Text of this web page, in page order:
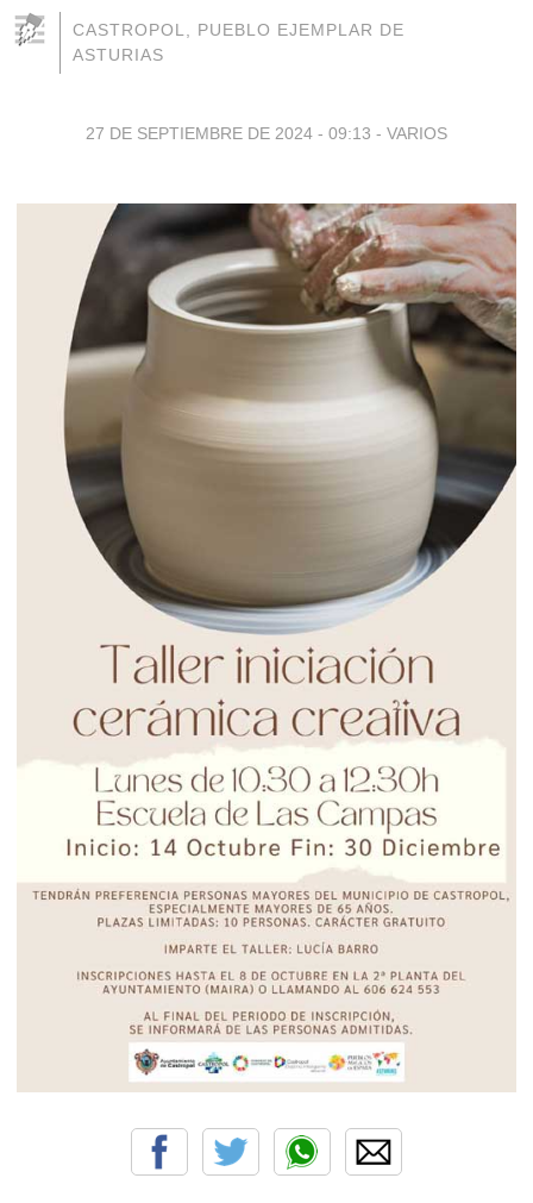
CASTROPOL, PUEBLO EJEMPLAR DE
ASTURIAS
27 DE SEPTIEMBRE DE 2024 - 09:13 - VARIOS